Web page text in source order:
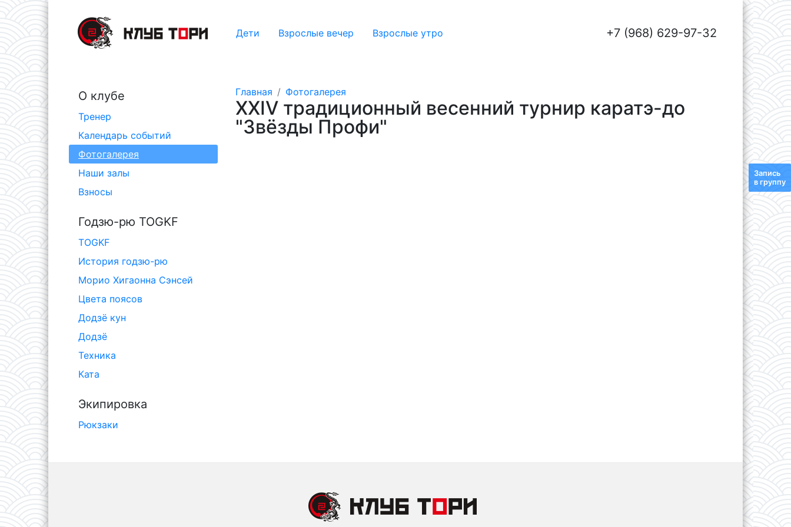
+7 (968) 629-97-32
Дети Взрослые вечер Взрослые утро
О клубе
Тренер
Календарь событий
Фотогалерея
Наши залы
Взносы
Годзю-рю TOGKF
TOGKF
История годзю-рю
Морио Хигаонна Сэнсей
Цвета поясов
Додзё кун
Додзё
Техника
Ката
Экипировка
Рюкзаки
Главная Фотогалерея
XXIV традиционный весенний турнир каратэ-до
"Звёзды Профи"
Запись
в группу